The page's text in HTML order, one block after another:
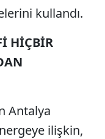
kullandı.
HİÇBİR
Antalya
ilişkin,